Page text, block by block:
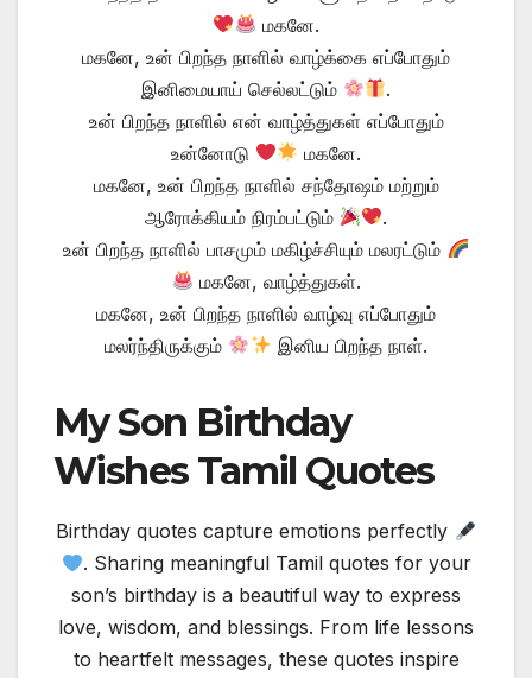
மகனே.
மகனே, உன் பிறந்த நாளில் வாழ்க்கை எப்போதும்
இனிமையாய் செல்லட்டும்
.
உன் பிறந்த நாளில் என் வாழ்த்துகள் எப்போதும்
உன்னோடு
மகனே.
மகனே, உன் பிறந்த நாளில் சந்தோஷம் மற்றும்
ஆரோக்கியம் நிரம்பட்டும்
.
உன் பிறந்த நாளில் பாசமும் மகிழ்ச்சியும் மலரட்டும்
மகனே, வாழ்த்துகள்.
மகனே, உன் பிறந்த நாளில் வாழ்வு எப்போதும்
மலர்ந்திருக்கும்
இனிய பிறந்த நாள்.
My Son Birthday
Wishes Tamil Quotes
Birthday quotes capture emotions perfectly
. Sharing meaningful Tamil quotes for your
son’s birthday is a beautiful way to express
love, wisdom, and blessings. From life lessons
to heartfelt messages, these quotes inspire